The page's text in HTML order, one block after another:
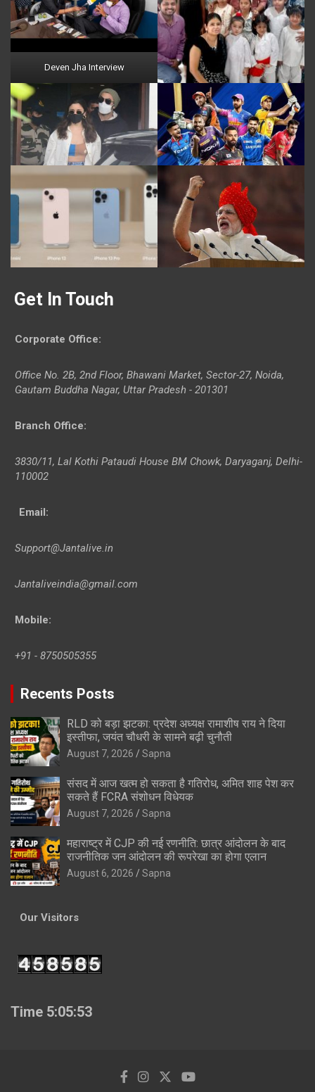
Deven Jha Interview
Get In Touch
Corporate Office:
Office No. 2B, 2nd Floor, Bhawani Market, Sector-27, Noida,
Gautam Buddha Nagar, Uttar Pradesh - 201301
Branch Office:
3830/11, Lal Kothi Pataudi House BM Chowk, Daryaganj, Delhi-
110002
Email:
Support@Jantalive.in
Jantaliveindia@gmail.com
Mobile:
+91 - 8750505355
Recents Posts
RLD को बड़ा झटका: प्रदेश अध्यक्ष रामाशीष राय ने दिया
इस्तीफा, जयंत चौधरी के सामने बढ़ी चुनौती
August 7, 2026 Sapna
संसद में आज खत्म हो सकता है गतिरोध, अमित शाह पेश कर
सकते हैं FCRA संशोधन विधेयक
August 7, 2026 Sapna
महाराष्ट्र में CJP की नई रणनीति: छात्र आंदोलन के बाद
राजनीतिक जन आंदोलन की रूपरेखा का होगा एलान
August 6, 2026 Sapna
Our Visitors
Time 5:05:54